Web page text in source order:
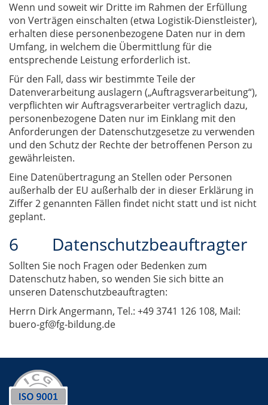
Wenn und soweit wir Dritte im Rahmen der Erfüllung
von Verträgen einschalten (etwa Logistik-Dienstleister),
erhalten diese personenbezogene Daten nur in dem
Umfang, in welchem die Übermittlung für die
entsprechende Leistung erforderlich ist.
Für den Fall, dass wir bestimmte Teile der
Datenverarbeitung auslagern („Auftragsverarbeitung“),
verpflichten wir Auftragsverarbeiter vertraglich dazu,
personenbezogene Daten nur im Einklang mit den
Anforderungen der Datenschutzgesetze zu verwenden
und den Schutz der Rechte der betroffenen Person zu
gewährleisten.
Eine Datenübertragung an Stellen oder Personen
außerhalb der EU außerhalb der in dieser Erklärung in
Ziffer 2 genannten Fällen findet nicht statt und ist nicht
geplant.
6 Datenschutzbeauftragter
Sollten Sie noch Fragen oder Bedenken zum
Datenschutz haben, so wenden Sie sich bitte an
unseren Datenschutzbeauftragten:
Herrn Dirk Angermann, Tel.: +49 3741 126 108, Mail:
buero-gf@fg-bildung.de